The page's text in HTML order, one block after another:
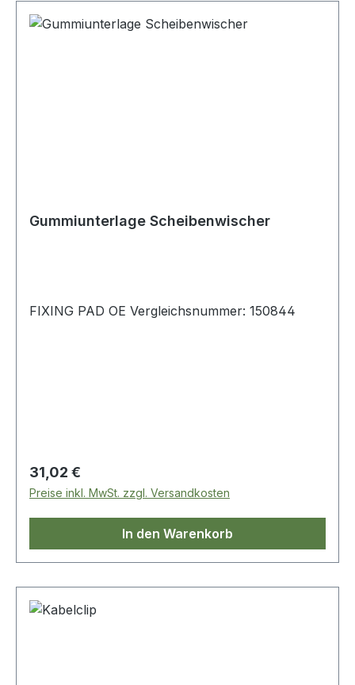
Gummiunterlage Scheibenwischer
FIXING PAD OE Vergleichsnummer: 150844
Regulärer Preis:
31,02 €
Preise inkl. MwSt. zzgl. Versandkosten
In den Warenkorb